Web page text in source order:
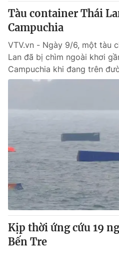
Tàu container Thái
Campuchia
VTV.vn - Ngày 9/6, một tàu
Lan đã bị chìm ngoài khơi
Campuchia khi đang trên
Kịp thời ứng cứu 19
Bến Tre